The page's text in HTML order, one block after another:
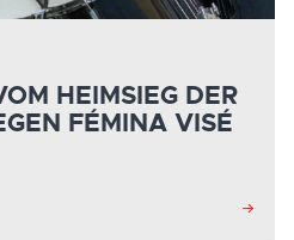
HEIMSIEG DER
FÉMINA VISÉ